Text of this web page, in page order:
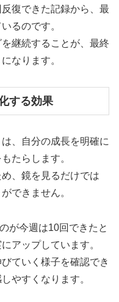
復できた記録から、最
るのです。
継続することが、最終
なります。
する効果
、自分の成長を明確に
たらします。
、鏡を見るだけでは
できません。
が今週は10回できたと
アップしています。
ていく様子を確認でき
やすくなります。